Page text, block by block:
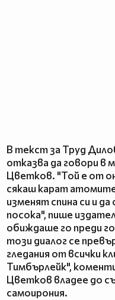
В текст за Труд
отказва да говори в
Цветков. "Той е от
сякаш карат
изменят спина си и
посока", пише
обиждаше го преди
този диалог се
гледания от всички
Тимбърлейк",
Цветков владее до
самоирония.